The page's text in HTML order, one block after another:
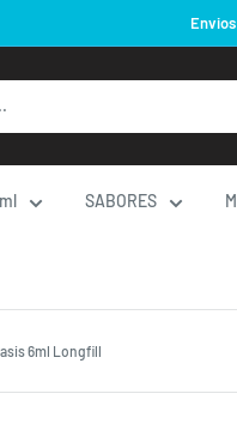
SABORES
6ml Longfill